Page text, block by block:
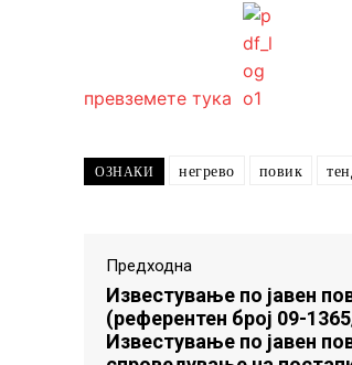
превземете тука
ОЗНАКИ негрево повик
Предходна
Известување по јавен
(референтен број 09-
Известување по јавен